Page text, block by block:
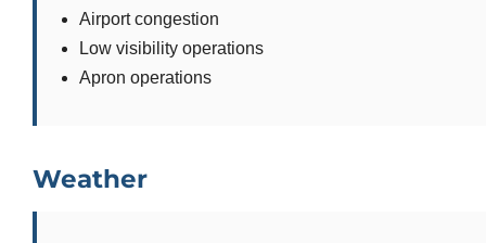
Airport congestion
Low visibility operations
Apron operations
Weather